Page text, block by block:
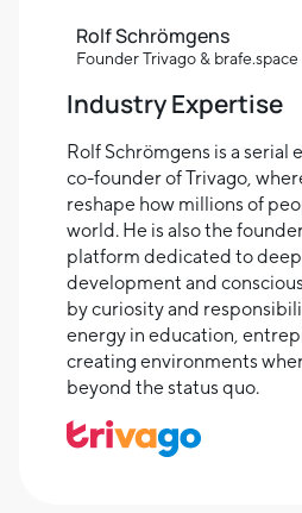
Rolf Schrömgens
Founder Trivago & brafe.space
Industry Expertise
Rolf Schrömgens is a serial
co-founder of Trivago,
reshape how millions of
world. He is also the
platform dedicated to
development and
by curiosity and
energy in education,
creating environments
beyond the status quo.